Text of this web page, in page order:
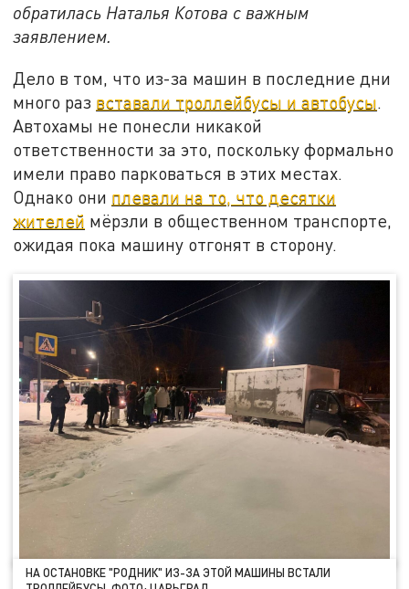
обратилась Наталья Котова с важным
заявлением.
Дело в том, что из-за машин в последние дни
много раз вставали троллейбусы и автобусы
Автохамы не понесли никакой
ответственности за это, поскольку формально
имели право парковаться в этих местах.
Однако они плевали на то, что десятки
жителей мёрзли в общественном транспорте,
ожидая пока машину отгонят в сторону.
НА ОСТАНОВКЕ "РОДНИК" ИЗ-ЗА ЭТОЙ МАШИНЫ ВСТАЛИ